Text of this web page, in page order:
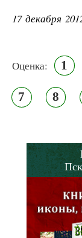
17 декабря
Оценка: 1
7 8